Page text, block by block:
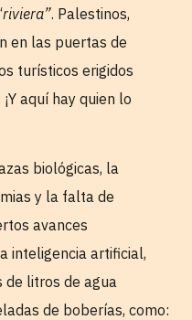
riviera”. Palestinos,
en las puertas de
turísticos erigidos
aquí hay quien lo
biológicas, la
y la falta de
avances
inteligencia artificial,
de litros de agua
de boberías, como: